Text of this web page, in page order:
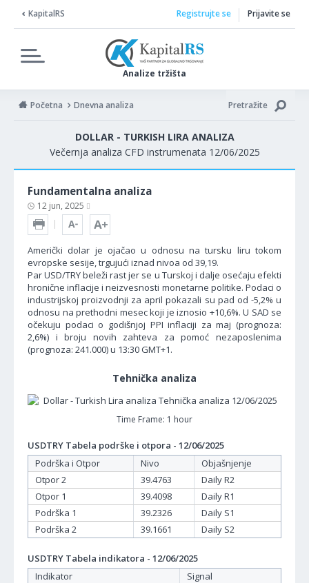
KapitalRS
Analize tržišta
Registrujte se Prijavite se
Početna Dnevna analiza Pretražite
DOLLAR - TURKISH LIRA ANALIZA
Večernja analiza CFD instrumenata 12/06/2025
Fundamentalna analiza
12 jun, 2025
Američki dolar je ojačao u odnosu na tursku liru tokom
evropske sesije, trgujući iznad nivoa od 39,19.
Par USD/TRY beleži rast jer se u Turskoj i dalje osećaju efekti
hronične inflacije i neizvesnosti monetarne politike. Podaci o
industrijskoj proizvodnji za april pokazali su pad od -5,2% u
odnosu na prethodni mesec koji je iznosio +10,6%. U SAD se
očekuju podaci o godišnjoj PPI inflaciji za maj (prognoza:
2,6%) i broju novih zahteva za pomoć nezaposlenima
(prognoza: 241.000) u 13:30 GMT+1.
Tehnička analiza
Time Frame: 1 hour
USDTRY Tabela podrške i otpora - 12/06/2025
Podrška i Otpor
Nivo
Objašnjenje
Otpor 2
39.4763
Daily R2
Otpor 1
39.4098
Daily R1
Podrška 1
39.2326
Daily S1
Podrška 2
39.1661 Daily S2
USDTRY Tabela indikatora - 12/06/2025
Indikator
Signal